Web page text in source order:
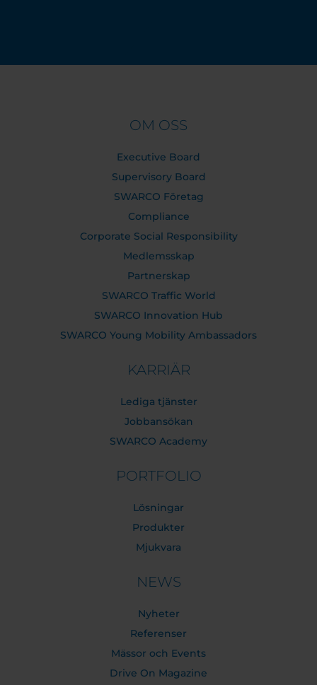
OM OSS
Executive Board
Supervisory Board
SWARCO Företag
Compliance
Corporate Social Responsibility
Medlemsskap
Partnerskap
SWARCO Traffic World
SWARCO Innovation Hub
SWARCO Young Mobility Ambassadors
KARRIÄR
Lediga tjänster
Jobbansökan
SWARCO Academy
PORTFOLIO
Lösningar
Produkter
Mjukvara
NEWS
Nyheter
Referenser
Mässor och Events
Drive On Magazine